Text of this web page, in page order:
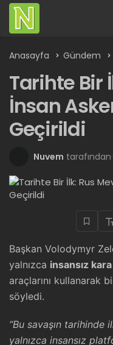
Anasayfa Gündem
Tarihte Bir
İnsan
Geçirildi
Nuvem tarafından
Başkan Volodymyr
yalnızca insansız
araçlarını kullanarak
söyledi.
“Bu savaşın
yalnızca insansız